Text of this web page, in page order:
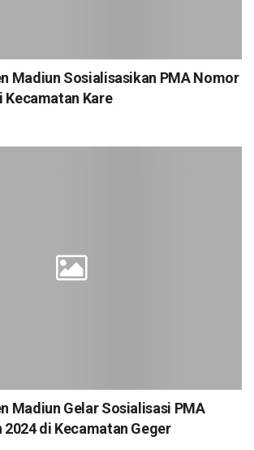
Madiun Sosialisasikan PMA Nomor
Kecamatan Kare
Madiun Gelar Sosialisasi PMA
2024 di Kecamatan Geger